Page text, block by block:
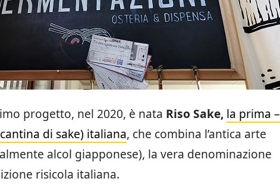
progetto, nel 2020, è nata Riso Sake, la prima –
di sake) italiana, che combina l’antica arte
alcol giapponese), la vera denominazione
risicola italiana.